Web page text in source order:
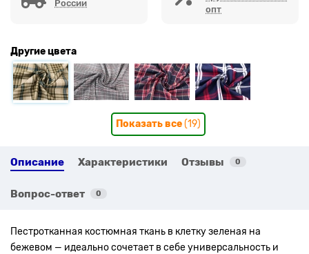
России
опт
Другие цвета
Показать все(19)
Описание Характеристики Отзывы 0
Вопрос-ответ 0
Пестротканная костюмная ткань в клеткузеленая на
бежевом — идеально сочетает в себе универсальность и